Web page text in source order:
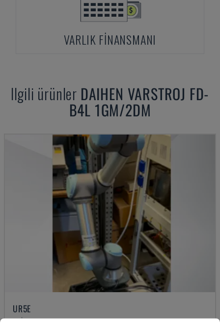
VARLIK FINANSMANI
Ilgili ürünler DAIHEN VARSTROJ FD-
B4L 1GM/2DM
UR5E
UNIVERSAL ROBOTS - ROBOT KOLU